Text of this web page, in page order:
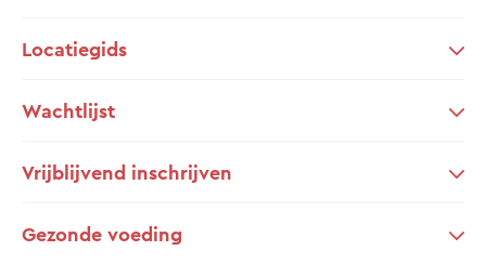
Locatiegids
Wachtlijst
Vrijblijvend inschrijven
Gezonde voeding